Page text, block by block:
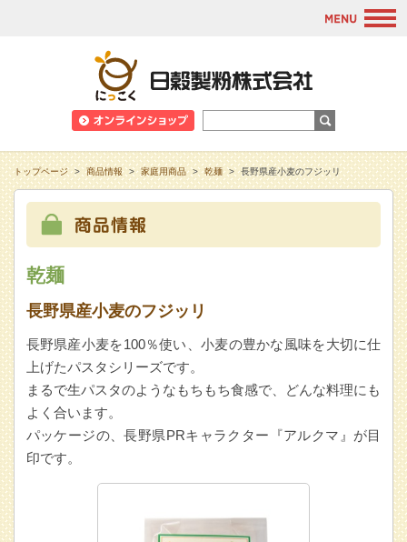
トップページ > 商品情報 > 家庭用商品 > 乾麺 > 長野県産小麦のフジッリ
乾麺
長野県産小麦のフジッリ
長野県産小麦を100％使い、小麦の豊かな風味を大切に仕
上げたパスタシリーズです。
まるで生パスタのようなもちもち食感で、どんな料理にも
よく合います。
パッケージの、長野県PRキャラクター『アルクマ』が目
印です。